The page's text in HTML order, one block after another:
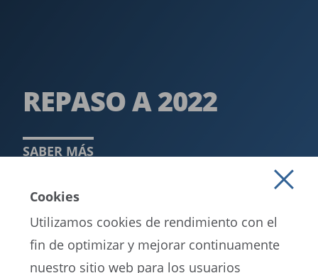
REPASO A 2022
SABER MÁS
Cookies
Utilizamos cookies de rendimiento con el
fin de optimizar y mejorar continuamente
nuestro sitio web para los usuarios